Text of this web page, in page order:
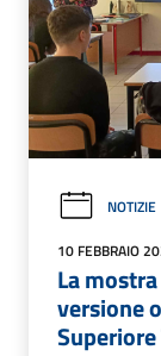
NOTIZIE
10 FEBBRAIO
La
versione